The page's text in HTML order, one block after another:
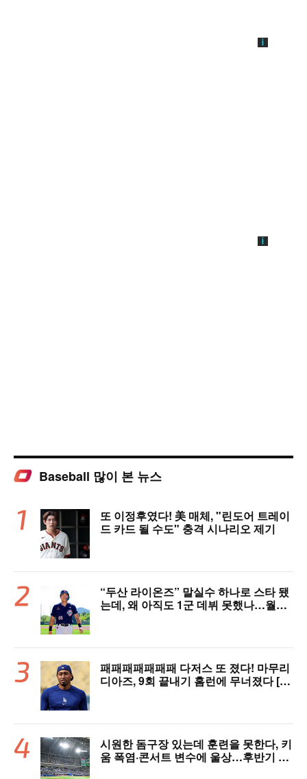
Baseball 많이 본 뉴스
또 이정후였다! 美 매체, "린도어 트레이
드 카드 될 수도" 충격 시나리오 제기
“두산 라이온즈” 말실수 하나로 스타 됐
는데, 왜 아직도 1군 데뷔 못했나…월간
패패패패패패패 다저스 또 졌다! 마무리
디아즈, 9회 끝내기 홈런에 무너졌다 [L
시원한 돔구장 있는데 훈련을 못한다, 키
움 폭염·콘서트 변수에 울상…후반기 상